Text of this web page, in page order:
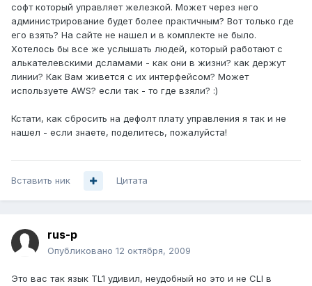
софт который управляет железкой. Может через него
администрирование будет более практичным? Вот только где
его взять? На сайте не нашел и в комплекте не было.
Хотелось бы все же услышать людей, который работают с
алькателевскими дсламами - как они в жизни? как держут
линии? Как Вам живется с их интерфейсом? Может
используете AWS? если так - то где взяли? :)
Кстати, как сбросить на дефолт плату управления я так и не
нашел - если знаете, поделитесь, пожалуйста!
Вставить ник Цитата
rus-p
Опубликовано 12 октября, 2009
Это вас так язык TL1 удивил, неудобный но это и не CLI в